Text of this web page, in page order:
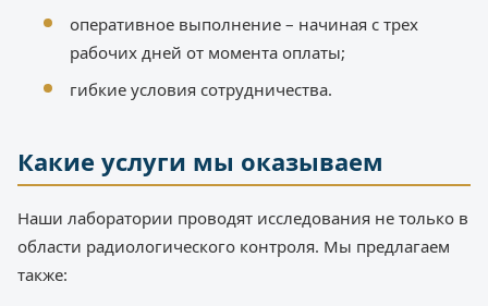
оперативное выполнение – начиная с трех
рабочих дней от момента оплаты;
гибкие условия сотрудничества.
Какие услуги мы оказываем
Наши лаборатории проводят исследования не только в
области радиологического контроля. Мы предлагаем
также: